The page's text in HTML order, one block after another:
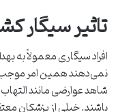
تاثیر سیگار
افراد سیگاری معمولاً به
نمی‌دهند همین امر موجب
شاهد عوارضی مانند